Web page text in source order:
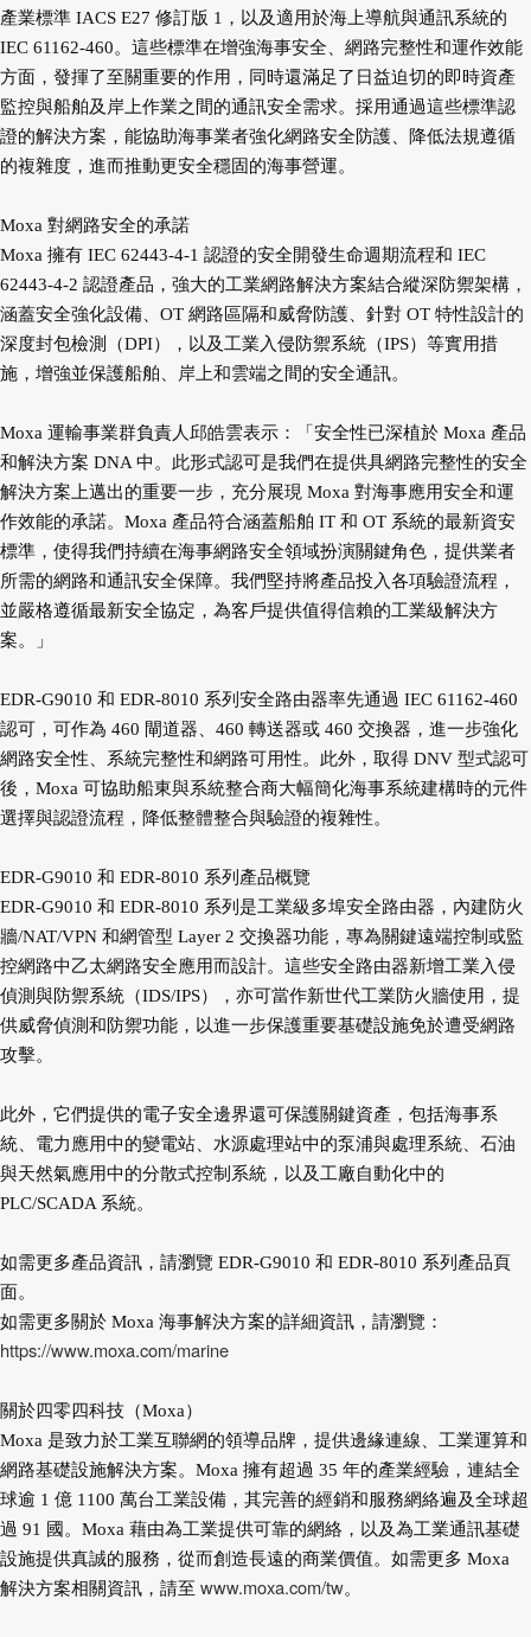
產業標準 IACS E27 修訂版 1，以及適用於海上導航與通訊系統的
IEC 61162-460。這些標準在增強海事安全、網路完整性和運作效能
方面，發揮了至關重要的作用，同時還滿足了日益迫切的即時資產
監控與船舶及岸上作業之間的通訊安全需求。採用通過這些標準認
證的解決方案，能協助海事業者強化網路安全防護、降低法規遵循
的複雜度，進而推動更安全穩固的海事營運。
Moxa 對網路安全的承諾
Moxa 擁有 IEC 62443-4-1 認證的安全開發生命週期流程和 IEC
62443-4-2 認證產品，強大的工業網路解決方案結合縱深防禦架構，
涵蓋安全強化設備、OT 網路區隔和威脅防護、針對 OT 特性設計的
深度封包檢測（DPI），以及工業入侵防禦系統（IPS）等實用措
施，增強並保護船舶、岸上和雲端之間的安全通訊。
Moxa 運輸事業群負責人邱皓雲表示：「安全性已深植於 Moxa 產品
和解決方案 DNA 中。此形式認可是我們在提供具網路完整性的安全
解決方案上邁出的重要一步，充分展現 Moxa 對海事應用安全和運
作效能的承諾。Moxa 產品符合涵蓋船舶 IT 和 OT 系統的最新資安
標準，使得我們持續在海事網路安全領域扮演關鍵角色，提供業者
所需的網路和通訊安全保障。我們堅持將產品投入各項驗證流程，
並嚴格遵循最新安全協定，為客戶提供值得信賴的工業級解決方
案。」
EDR-G9010 和 EDR-8010 系列安全路由器率先通過 IEC 61162-460
認可，可作為 460 閘道器、460 轉送器或 460 交換器，進一步強化
網路安全性、系統完整性和網路可用性。此外，取得 DNV 型式認可
後，Moxa 可協助船東與系統整合商大幅簡化海事系統建構時的元件
選擇與認證流程，降低整體整合與驗證的複雜性。
EDR-G9010 和 EDR-8010 系列產品概覽
EDR-G9010 和 EDR-8010 系列是工業級多埠安全路由器，內建防火
牆/NAT/VPN 和網管型 Layer 2 交換器功能，專為關鍵遠端控制或監
控網路中乙太網路安全應用而設計。這些安全路由器新增工業入侵
偵測與防禦系統（IDS/IPS），亦可當作新世代工業防火牆使用，提
供威脅偵測和防禦功能，以進一步保護重要基礎設施免於遭受網路
攻擊。
此外，它們提供的電子安全邊界還可保護關鍵資產，包括海事系
統、電力應用中的變電站、水源處理站中的泵浦與處理系統、石油
與天然氣應用中的分散式控制系統，以及工廠自動化中的
PLC/SCADA 系統。
如需更多產品資訊，請瀏覽 EDR-G9010 和 EDR-8010 系列產品頁
面。
如需更多關於 Moxa 海事解決方案的詳細資訊，請瀏覽：
https://www.moxa.com/marine
關於四零四科技（Moxa）
Moxa 是致力於工業互聯網的領導品牌，提供邊緣連線、工業運算和
網路基礎設施解決方案。Moxa 擁有超過 35 年的產業經驗，連結全
球逾 1 億 1100 萬台工業設備，其完善的經銷和服務網絡遍及全球超
過 91 國。Moxa 藉由為工業提供可靠的網絡，以及為工業通訊基礎
設施提供真誠的服務，從而創造長遠的商業價值。如需更多 Moxa
解決方案相關資訊，請至 www.moxa.com/tw。